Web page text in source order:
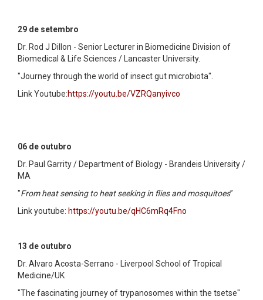
29 de setembro
Dr. Rod J Dillon - Senior Lecturer in Biomedicine Division of
Biomedical & Life Sciences / Lancaster University.
"Journey through the world of insect gut microbiota".
Link Youtube:https://youtu.be/VZRQanyivco
06 de outubro
Dr. Paul Garrity / Department of Biology - Brandeis University /
MA
"From heat sensing to heat seeking in flies and mosquitoes”
Link youtube: https://youtu.be/qHC6mRq4Fno
13 de outubro
Dr. Alvaro Acosta-Serrano - Liverpool School of Tropical
Medicine/UK
"The fascinating journey of trypanosomes within the tsetse"